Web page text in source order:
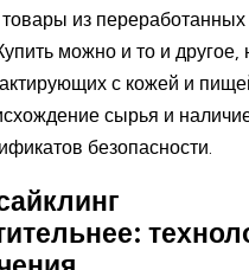
товары из переработанных
можно и то и другое,
с кожей и
сырья и
безопасности.